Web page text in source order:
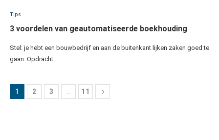
Tips
3 voordelen van geautomatiseerde boekhouding
Stel: je hebt een bouwbedrijf en aan de buitenkant lijken zaken goed te
gaan. Opdracht…
1 2 3 … 11